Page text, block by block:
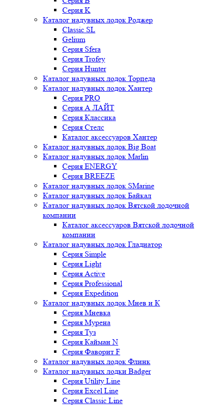
Серия K
Каталог надувных лодок Роджер
Classic SL
Gelium
Серия Sfera
Серия Trofey
Серия Hunter
Каталог надувных лодок Торпеда
Каталог надувных лодок Хантер
Серия PRO
Серия А ЛАЙТ
Серия Классика
Серия Стелс
Каталог аксессуаров Хантер
Каталог надувных лодок Big Boat
Каталог надувных лодок Marlin
Серия ENERGY
Серия BREEZE
Каталог надувных лодок SMarine
Каталог надувных лодок Байкал
Каталог надувных лодок Вятской лодочной
компании
Каталог аксессуаров Вятской лодочной
компании
Каталог надувных лодок Гладиатор
Серия Simple
Серия Light
Серия Active
Серия Professional
Серия Expedition
Каталог надувных лодок Мнев и К
Серия Мневка
Серия Мурена
Серия Туз
Серия Кайман N
Серия Фаворит F
Каталог надувных лодок Флинк
Каталог надувных лодки Badger
Серия Utility Line
Серия Excel Line
Серия Classic Line